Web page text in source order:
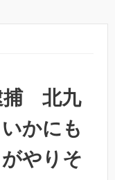
捕 北九
かにも
やりそ